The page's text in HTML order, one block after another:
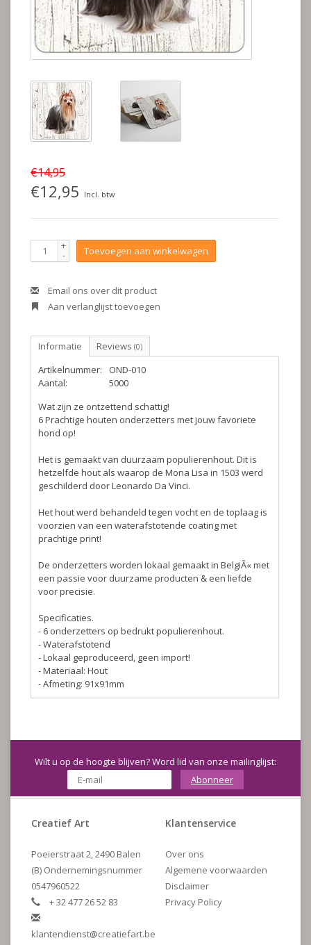
€14,95
€12,95 Incl. btw
+
- Toevoegen aan winkelwagen
Email ons over dit product
Aan verlanglijst toevoegen
Informatie Reviews (0)
Artikelnummer:
OND-010
Aantal:
5000
Wat zijn ze ontzettend schattig!
6 Prachtige houten onderzetters met jouw favoriete
hond op!
Het is gemaakt van duurzaam populierenhout. Dit is
hetzelfde hout als waarop de Mona Lisa in 1503 werd
geschilderd door Leonardo Da Vinci.
Het hout werd behandeld tegen vocht en de toplaag is
voorzien van een waterafstotende coating met
prachtige print!
De onderzetters worden lokaal gemaakt in BelgiÃ« met
een passie voor duurzame producten & een liefde
voor precisie.
Specificaties.
- 6 onderzetters op bedrukt populierenhout.
- Waterafstotend
- Lokaal geproduceerd, geen import!
- Materiaal: Hout
- Afmeting: 91x91mm
Wilt u op de hoogte blijven? Word lid van onze mailinglijst:
Abonneer
Creatief Art
Poeierstraat 2, 2490 Balen
(B) Ondernemingsnummer
0547960522
+ 32 477 26 52 83
klantendienst@creatiefart.be
Klantenservice
Over ons
Algemene voorwaarden
Disclaimer
Privacy Policy